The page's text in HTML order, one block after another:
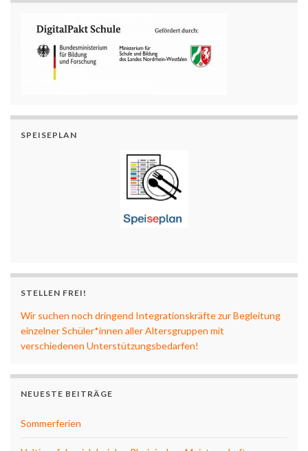
SPEISEPLAN
STELLEN FREI!
Wir suchen noch dringend Integrationskräfte zur Begleitung
einzelner Schüler*innen aller Altersgruppen mit
verschiedenen Unterstützungsbedarfen!
NEUESTE BEITRÄGE
Sommerferien